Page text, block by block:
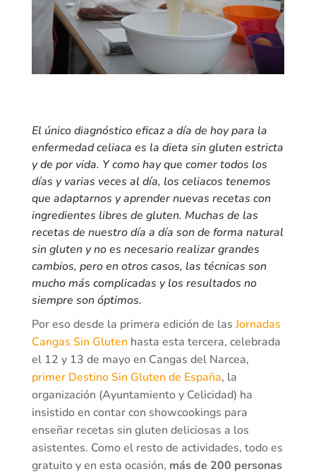
El único diagnóstico eficaz a día de hoy para la
enfermedad celiaca es la dieta sin gluten estricta
y de por vida. Y como hay que comer todos los
días y varias veces al día, los celiacos tenemos
que adaptarnos y aprender nuevas recetas con
ingredientes libres de gluten. Muchas de las
recetas de nuestro día a día son de forma natural
sin gluten y no es necesario realizar grandes
cambios, pero en otros casos, las técnicas son
mucho más complicadas y los resultados no
siempre son óptimos.
Por eso desde la primera edición de lasJornadas
Cangas Sin Gluten hasta esta tercera, celebrada
el 12 y 13 de mayo en Cangas del Narcea,
primer Destino Sin Gluten de España, la
organización (Ayuntamiento y Celicidad) ha
insistido en contar con showcookings para
enseñar recetas sin gluten deliciosas a los
asistentes. Como el resto de actividades, todo es
gratuito y en esta ocasión, más de 200 personas